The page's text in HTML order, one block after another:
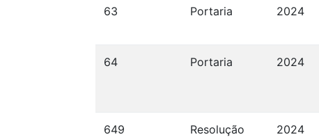
63 Portaria 2024
64 Portaria 2024
649
Resolução
2024